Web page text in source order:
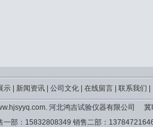
示| 新闻资讯| 公司文化| 在线留言| 联系我们
河北鸿吉试验仪器有限公司
冀
部：15832808349 销售二部：